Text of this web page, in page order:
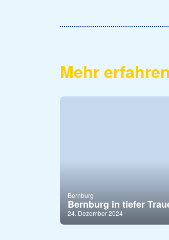
Mehr erfahren
Bernburg
Bernburg in tiefer
24. Dezember 2024